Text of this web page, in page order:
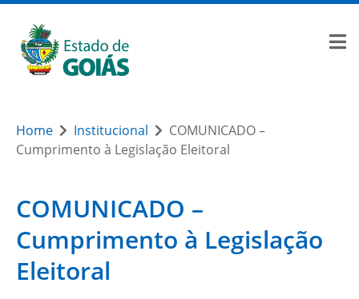
Home Institucional
COMUNICADO –
Cumprimento à Legislação Eleitoral
COMUNICADO –
Cumprimento à Legislação
Eleitoral